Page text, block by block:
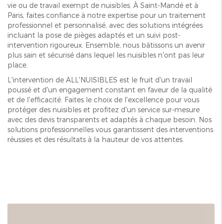
vie ou de travail exempt de nuisibles. À Saint-Mandé et à
Paris, faites confiance à notre expertise pour un traitement
professionnel et personnalisé, avec des solutions intégrées
incluant la pose de pièges adaptés et un suivi post-
intervention rigoureux. Ensemble, nous bâtissons un avenir
plus sain et sécurisé dans lequel les nuisibles n'ont pas leur
place.
L'intervention de ALL'NUISIBLES est le fruit d'un travail
poussé et d'un engagement constant en faveur de la qualité
et de l'efficacité. Faites le choix de l'excellence pour vous
protéger des nuisibles et profitez d'un service sur-mesure
avec des devis transparents et adaptés à chaque besoin. Nos
solutions professionnelles vous garantissent des interventions
réussies et des résultats à la hauteur de vos attentes.